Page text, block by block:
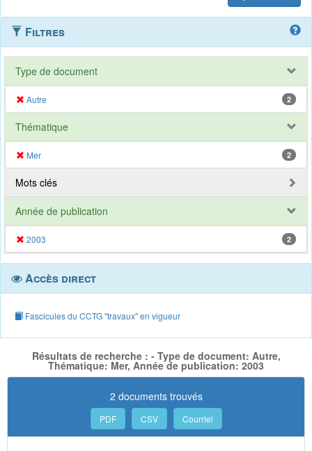
Filtres
Type de document
Autre 2
Thématique
Mer 2
Mots clés
Année de publication
2003 2
Accès direct
Fascicules du CCTG "travaux" en vigueur
Résultats de recherche : - Type de document: Autre,
Thématique: Mer, Année de publication: 2003
2 documents trouvés
PDF CSV Courriel